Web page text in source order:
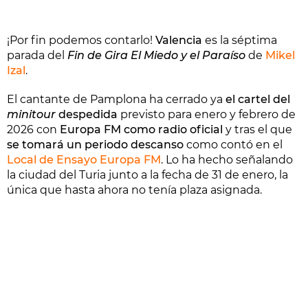
¡Por fin podemos contarlo! Valencia es la séptima
parada del Fin de Gira El Miedo y el Paraíso de Mikel
Izal.
El cantante de Pamplona ha cerrado ya el cartel del
minitour despedida previsto para enero y febrero de
2026 con Europa FM como radio oficial y tras el que
se tomará un periodo descanso como contó en el
Local de Ensayo Europa FM. Lo ha hecho señalando
la ciudad del Turia junto a la fecha de 31 de enero, la
única que hasta ahora no tenía plaza asignada.